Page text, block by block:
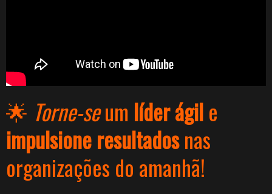
🌟 Torne-seum líder ágile
impulsione resultadosnas
organizações do amanhã!